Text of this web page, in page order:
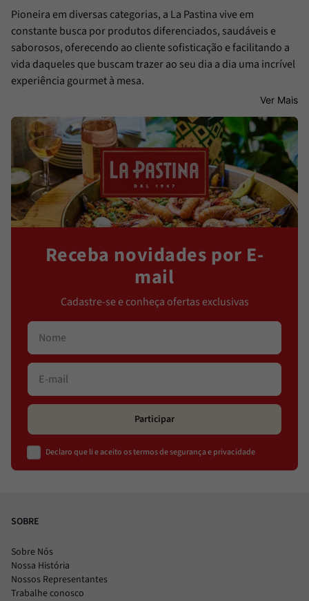
Pioneira em diversas categorias, a La Pastina vive em
constante busca por produtos diferenciados, saudáveis e
saborosos, oferecendo ao cliente sofisticação e facilitando a
vida daqueles que buscam trazer ao seu dia a dia uma incrível
experiência gourmet à mesa.
Ver Mais
Receba novidades por E-
mail
Cadastre-se e conheça ofertas exclusivas
Participar
Declaro que li e aceito os termos de segurança e privacidade
SOBRE
Sobre Nós
Nossa História
Nossos Representantes
Trabalhe conosco